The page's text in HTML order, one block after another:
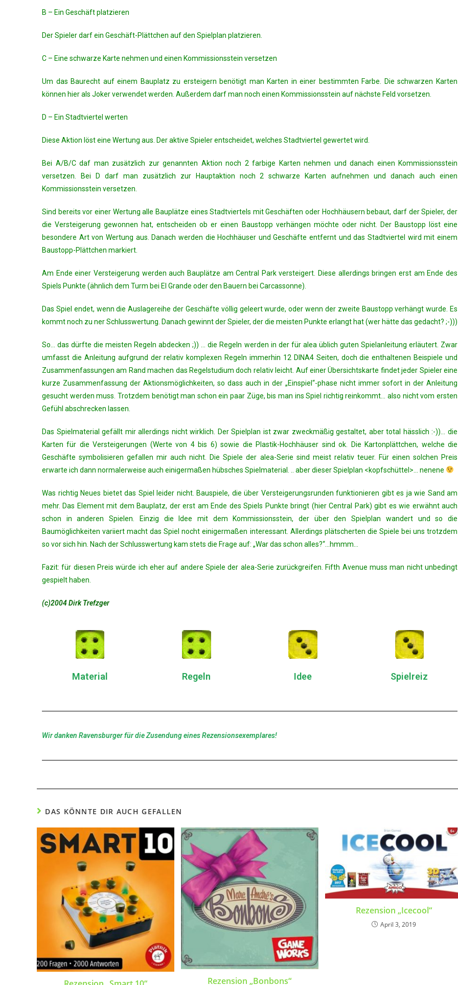
B – Ein Geschäft platzieren
Der Spieler darf ein Geschäft-Plättchen auf den Spielplan platzieren.
C – Eine schwarze Karte nehmen und einen Kommissionsstein versetzen
Um das Baurecht auf einem Bauplatz zu ersteigern benötigt man Karten in einer bestimmten Farbe. Die schwarzen Karten
können hier als Joker verwendet werden. Außerdem darf man noch einen Kommissionsstein auf nächste Feld vorsetzen.
D – Ein Stadtviertel werten
Diese Aktion löst eine Wertung aus. Der aktive Spieler entscheidet, welches Stadtviertel gewertet wird.
Bei A/B/C daf man zusätzlich zur genannten Aktion noch 2 farbige Karten nehmen und danach einen Kommissionsstein
versetzen. Bei D darf man zusätzlich zur Hauptaktion noch 2 schwarze Karten aufnehmen und danach auch einen
Kommissionsstein versetzen.
Sind bereits vor einer Wertung alle Bauplätze eines Stadtviertels mit Geschäften oder Hochhäusern bebaut, darf der Spieler, der
die Versteigerung gewonnen hat, entscheiden ob er einen Baustopp verhängen möchte oder nicht. Der Baustopp löst eine
besondere Art von Wertung aus. Danach werden die Hochhäuser und Geschäfte entfernt und das Stadtviertel wird mit einem
Baustopp-Plättchen markiert.
Am Ende einer Versteigerung werden auch Bauplätze am Central Park versteigert. Diese allerdings bringen erst am Ende des
Spiels Punkte (ähnlich dem Turm bei El Grande oder den Bauern bei Carcassonne).
Das Spiel endet, wenn die Auslagereihe der Geschäfte völlig geleert wurde, oder wenn der zweite Baustopp verhängt wurde. Es
kommt noch zu ner Schlusswertung. Danach gewinnt der Spieler, der die meisten Punkte erlangt hat (wer hätte das gedacht? ;-)))
So… das dürfte die meisten Regeln abdecken ;)) … die Regeln werden in der für alea üblich guten Spielanleitung erläutert. Zwar
umfasst die Anleitung aufgrund der relativ komplexen Regeln immerhin 12 DINA4 Seiten, doch die enthaltenen Beispiele und
Zusammenfassungen am Rand machen das Regelstudium doch relativ leicht. Auf einer Übersichtskarte findet jeder Spieler eine
kurze Zusammenfassung der Aktionsmöglichkeiten, so dass auch in der „Einspiel“-phase nicht immer sofort in der Anleitung
gesucht werden muss. Trotzdem benötigt man schon ein paar Züge, bis man ins Spiel richtig reinkommt… also nicht vom ersten
Gefühl abschrecken lassen.
Das Spielmaterial gefällt mir allerdings nicht wirklich. Der Spielplan ist zwar zweckmäßig gestaltet, aber total hässlich :-))… die
Karten für die Versteigerungen (Werte von 4 bis 6) sowie die Plastik-Hochhäuser sind ok. Die Kartonplättchen, welche die
Geschäfte symbolisieren gefallen mir auch nicht. Die Spiele der alea-Serie sind meist relativ teuer. Für einen solchen Preis
erwarte ich dann normalerweise auch einigermaßen hübsches Spielmaterial. .. aber dieser Spielplan <kopfschüttel>… nenene
Was richtig Neues bietet das Spiel leider nicht. Bauspiele, die über Versteigerungsrunden funktionieren gibt es ja wie Sand am
mehr. Das Element mit dem Bauplatz, der erst am Ende des Spiels Punkte bringt (hier Central Park) gibt es wie erwähnt auch
schon in anderen Spielen. Einzig die Idee mit dem Kommissionsstein, der über den Spielplan wandert und so die
Baumöglichkeiten variiert macht das Spiel nocht einigermaßen interessant. Allerdings plätscherten die Spiele bei uns trotzdem
so vor sich hin. Nach der Schlusswertung kam stets die Frage auf: „War das schon alles?“…hmmm…
Fazit: für diesen Preis würde ich eher auf andere Spiele der alea-Serie zurückgreifen. Fifth Avenue muss man nicht unbedingt
gespielt haben.
(c)2004 Dirk Trefzger
Material Regeln Idee Spielreiz
Wir danken Ravensburger für die Zusendung eines Rezensionsexemplares!
DAS KÖNNTE DIR AUCH GEFALLEN
Rezension „Bonbons“
Rezension „Icecool“
April 3, 2019